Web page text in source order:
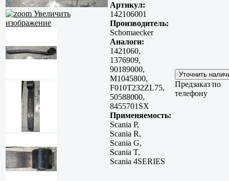
Увеличить
изображение
Артикул:
142106001
Производитель:
Schomaecker
Аналоги:
1421060,
1376909,
90189000,
M1045800,
F010T232ZL75,
50588000,
8455701SX
Применяемость:
Scania P,
Scania R,
Scania G,
Scania T,
Scania 4SERIES
Предзаказ по
телефону